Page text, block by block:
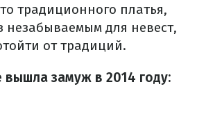
традиционного платья,
незабываемым для невест,
от традиций.
вышла замуж в 2014 году: